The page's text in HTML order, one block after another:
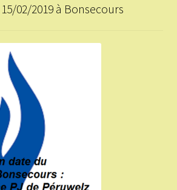
02/2019 à Bonsecours